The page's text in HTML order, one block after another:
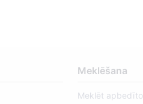
Meklēšana
Meklēt apbedīto